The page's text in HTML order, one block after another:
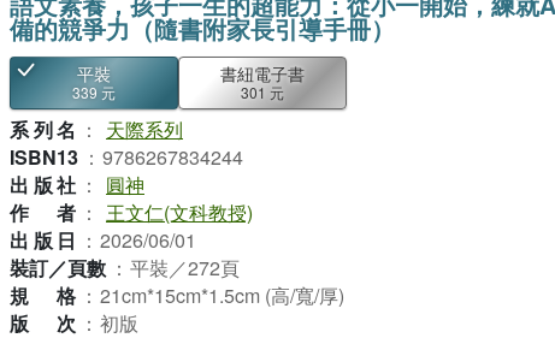
備的競爭力（隨書附家長引導手冊）
平裝
339 元
書紐電子書
301 元
系列名 ：
天際系列
ISBN13 ： 9786267834244
出版社 ：
圓神
作者 ： 王文仁(文科教授)
出版日 ： 2026/06/01
裝訂／頁數 ： 平裝／272頁
規格 ： 21cm*15cm*1.5cm (高/寬/厚)
版次 ： 初版